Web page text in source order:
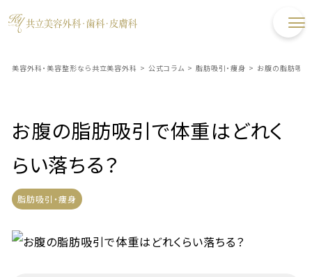
美容外科・美容整形なら共立美容外科 > 公式コラム > 脂肪吸引・痩身 > お腹の脂肪吸引
お腹の脂肪吸引で体重はどれく
らい落ちる？
脂肪吸引・痩身